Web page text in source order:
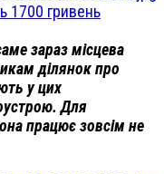
1700 гривень
зараз місцева
ділянок про
у цих
Для
працює зовсім не